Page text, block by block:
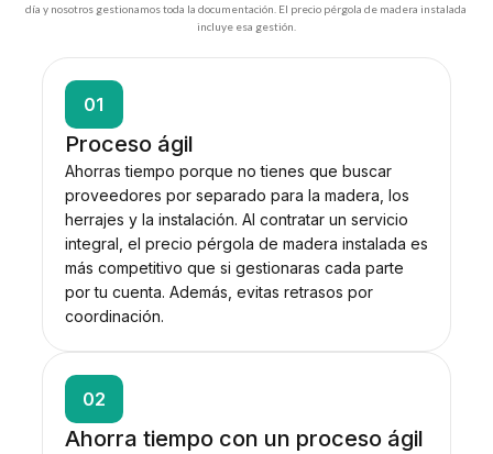
día y nosotros gestionamos toda la documentación. El precio pérgola de madera instalada
incluye esa gestión.
01
Proceso ágil
Ahorras tiempo porque no tienes que buscar
proveedores por separado para la madera, los
herrajes y la instalación. Al contratar un servicio
integral, el precio pérgola de madera instalada es
más competitivo que si gestionaras cada parte
por tu cuenta. Además, evitas retrasos por
coordinación.
02
Ahorra tiempo con un proceso ágil